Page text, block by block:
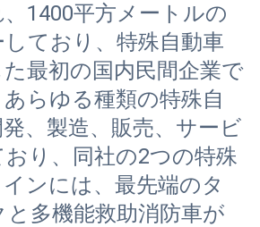
1400平方メートルの
ており、特殊自動車
最初の国内民間企業で
らゆる種類の特殊自
、製造、販売、サービ
り、同社の2つの特殊
ンには、最先端のタ
多機能救助消防車が